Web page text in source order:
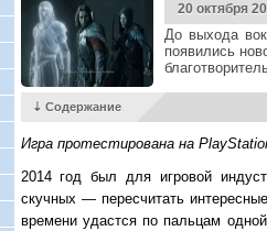
20 октября
До выхода
появились
⇣ Содержание
Игра протестирована на
2014 год был для игровой
скучных — пересчитать
времени удастся по пальцам